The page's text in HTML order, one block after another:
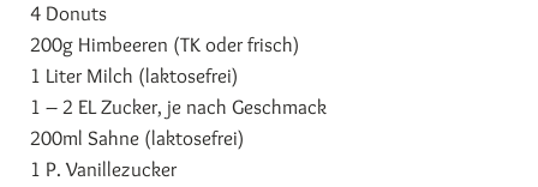
4 Donuts
200g Himbeeren (TK oder frisch)
1 Liter Milch (laktosefrei)
1 – 2 EL Zucker, je nach Geschmack
200ml Sahne (laktosefrei)
1 P. Vanillezucker